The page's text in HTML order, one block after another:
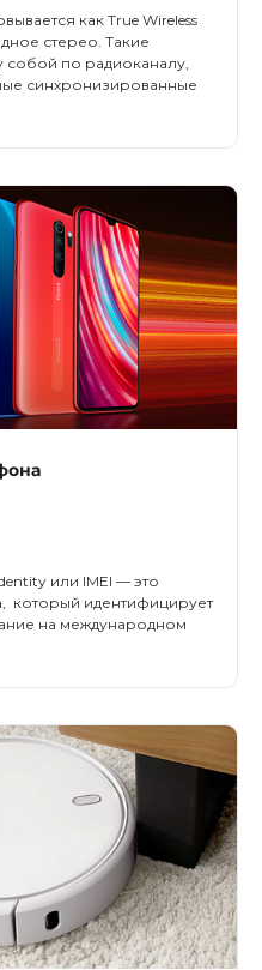
как True Wireless
стерео. Такие
по радиоканалу,
синхронизированные
или IMEI — это
который идентифицирует
на международном